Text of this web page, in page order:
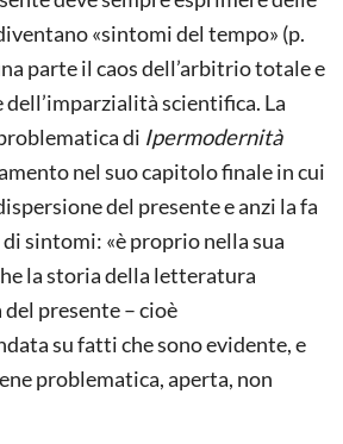
«sintomi del tempo» (p.
parte il caos dell’arbitrio totale e
dell’imparzialità scientifica. La
di Ipermodernità
nel suo capitolo finale in cui
del presente e anzi la fa
sintomi: «è proprio nella sua
la storia della letteratura
presente – cioè
su fatti che sono evidente, e
problematica, aperta, non